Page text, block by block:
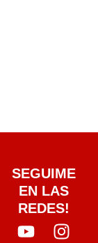
SEGUIME
EN LAS
REDES!